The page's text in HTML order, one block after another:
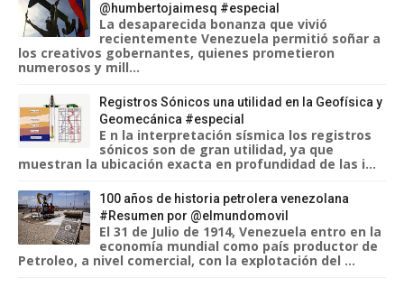
@humbertojaimesq #especial
La desaparecida bonanza que vivió
recientemente Venezuela permitió soñar a
los creativos gobernantes, quienes prometieron
numerosos y mill...
Registros Sónicos una utilidad en la Geofísica y
Geomecánica #especial
E n la interpretación sísmica los registros
sónicos son de gran utilidad, ya que
muestran la ubicación exacta en profundidad de las i...
100 años de historia petrolera venezolana
#Resumen por @elmundomovil
El 31 de Julio de 1914, Venezuela entro en la
economía mundial como país productor de
Petroleo, a nivel comercial, con la explotación del ...